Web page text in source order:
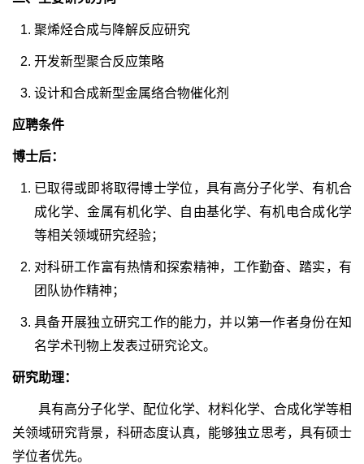
聚烯烃合成与降解反应研究
开发新型聚合反应策略
设计和合成新型金属络合物催化剂
应聘条件
博士后：
已取得或即将取得博士学位，具有高分子化学、有机合
成化学、金属有机化学、自由基化学、有机电合成化学
等相关领域研究经验；
对科研工作富有热情和探索精神，工作勤奋、踏实，有
团队协作精神；
具备开展独立研究工作的能力，并以第一作者身份在知
名学术刊物上发表过研究论文。
研究助理：
具有高分子化学、配位化学、材料化学、合成化学等相
关领域研究背景，科研态度认真，能够独立思考，具有硕士
学位者优先。